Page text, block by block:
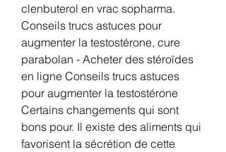
clenbuterol en vrac sopharma.
Conseils trucs astuces pour
augmenter la testostérone, cure
parabolan - Acheter des stéroïdes
en ligne Conseils trucs astuces
pour augmenter la testostérone
Certains changements qui sont
bons pour. Il existe des aliments qui
favorisent la sécrétion de cette